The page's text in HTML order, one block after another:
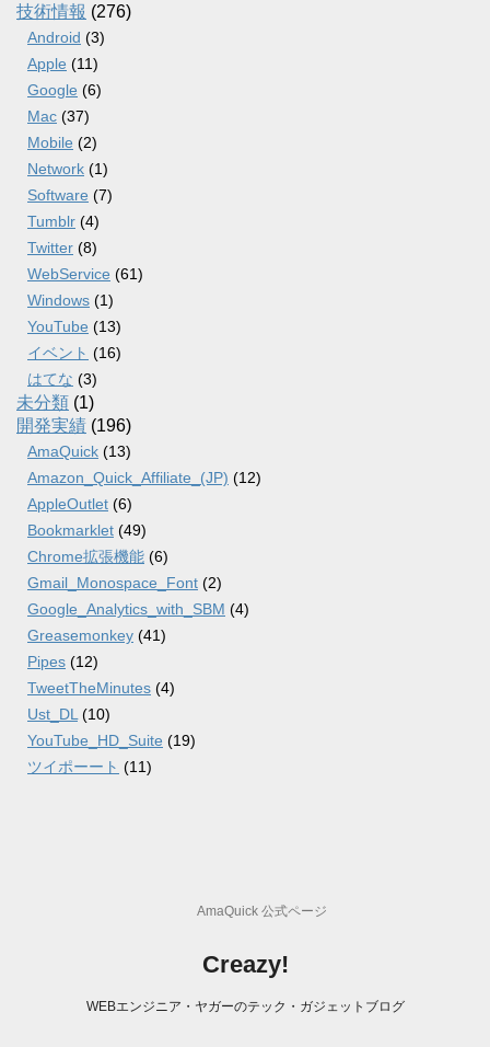
技術情報 (276)
Android (3)
Apple (11)
Google (6)
Mac (37)
Mobile (2)
Network (1)
Software (7)
Tumblr (4)
Twitter (8)
WebService (61)
Windows (1)
YouTube (13)
イベント (16)
はてな (3)
未分類 (1)
開発実績 (196)
AmaQuick (13)
Amazon_Quick_Affiliate_(JP) (12)
AppleOutlet (6)
Bookmarklet (49)
Chrome拡張機能 (6)
Gmail_Monospace_Font (2)
Google_Analytics_with_SBM (4)
Greasemonkey (41)
Pipes (12)
TweetTheMinutes (4)
Ust_DL (10)
YouTube_HD_Suite (19)
ツイポーート (11)
AmaQuick 公式ページ
Creazy!
WEBエンジニア・ヤガーのテック・ガジェットブログ